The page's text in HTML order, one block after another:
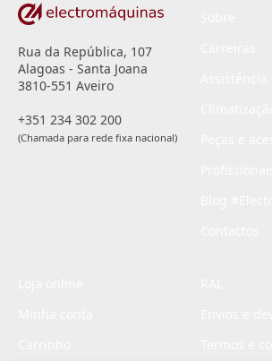
Rua da República, 107
Alagoas - Santa Joana
3810-551 Aveiro
+351 234 302 200
(Chamada para rede fixa nacional)